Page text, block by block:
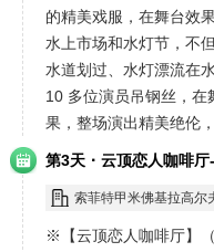
的精美戏服，在舞台效
水上市场和水灯节，不
水道划过、水灯漂流在
10 多位演员吊钢丝，在
果，整场演出精美绝伦
第3天 · 云顶恋人咖啡
索菲特甲米佛基拉高尔
※【云顶恋人咖啡厅】